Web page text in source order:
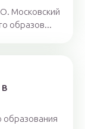
Московский
образов...
образования